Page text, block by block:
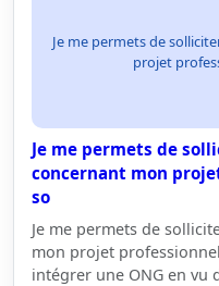
Je me permets de
projet
Je me permets de
concernant mon
so
Je me permets de
mon projet
intégrer une ONG en vu